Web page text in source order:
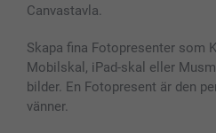
Canvastavla.
Skapa fina Fotopresenter som
Mobilskal, iPad-skal eller
bilder. En Fotopresent är den
vänner.